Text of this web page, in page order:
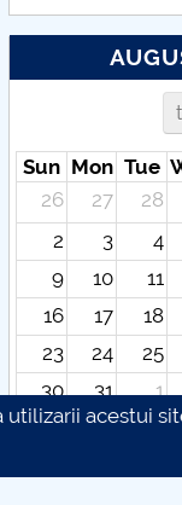
Sun Mon Tue
26
27 28
2
3 4
9
10 11
16
17 18
23
24 25
30
31 1
acestui